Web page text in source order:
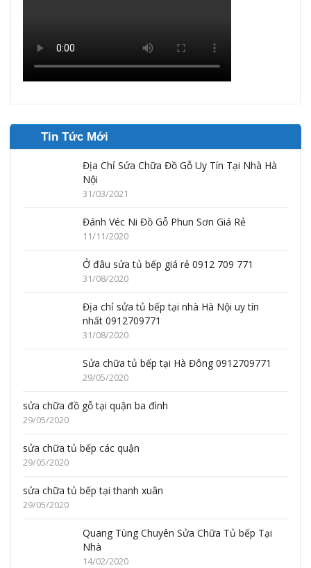
Tin Tức Mới
Địa Chỉ Sửa Chữa Đồ Gỗ Uy Tín Tại Nhà Hà
Nội
31/03/2021
Đánh Véc Ni Đồ Gỗ Phun Sơn Giá Rẻ
11/11/2020
Ở đâu sửa tủ bếp giá rẻ 0912 709 771
31/08/2020
Địa chỉ sửa tủ bếp tại nhà Hà Nội uy tín
nhất 0912709771
31/08/2020
Sửa chữa tủ bếp tại Hà Đông 0912709771
29/05/2020
sửa chữa đồ gỗ tại quận ba đình
29/05/2020
sửa chữa tủ bếp các quận
29/05/2020
sửa chữa tủ bếp tại thanh xuân
29/05/2020
Quang Tùng Chuyên Sửa Chữa Tủ bếp Tại
Nhà
14/02/2020